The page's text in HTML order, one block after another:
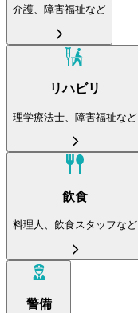
介護、障害福祉など
リハビリ
理学療法士、障害福祉など
飲食
料理人、飲食スタッフなど
警備